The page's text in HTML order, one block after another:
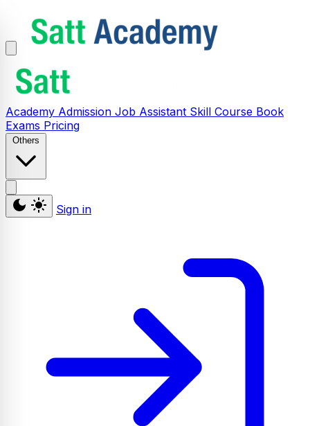
Academy Admission Job Assistant Skill Course Book
Exams Pricing
Others
Sign in